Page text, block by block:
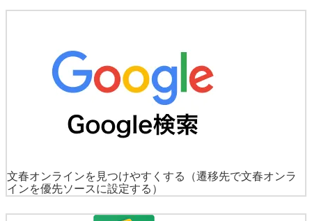
文春オンラインを見つけやすくする
（遷移先で文春オンラ
インを優先ソースに設定する）